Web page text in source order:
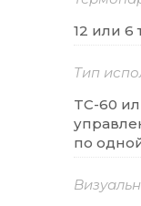
12 или
Тип
TC-60
по